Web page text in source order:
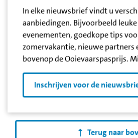
In elke nieuwsbrief vindt u
aanbiedingen. Bijvoorbeeld
evenementen, goedkope tips
zomervakantie, nieuwe partners
bovenop de Ooievaarspasprijs.
Inschrijven voor de
Terug naar